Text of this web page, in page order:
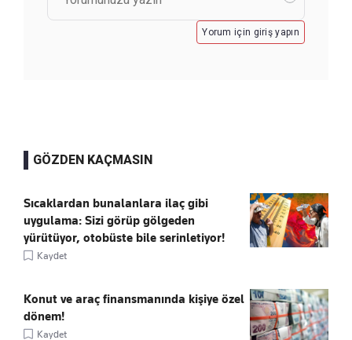
Yorum için giriş yapın
GÖZDEN KAÇMASIN
Sıcaklardan bunalanlara ilaç gibi
uygulama: Sizi görüp gölgeden
yürütüyor, otobüste bile serinletiyor!
Kaydet
Konut ve araç finansmanında kişiye özel
dönem!
Kaydet